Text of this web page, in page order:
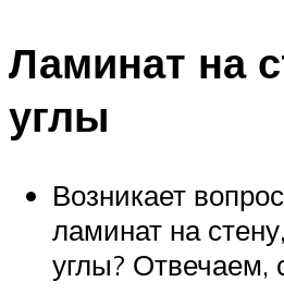
Ламинат на
углы
Возникает
ламинат на
углы? Отвечаем,